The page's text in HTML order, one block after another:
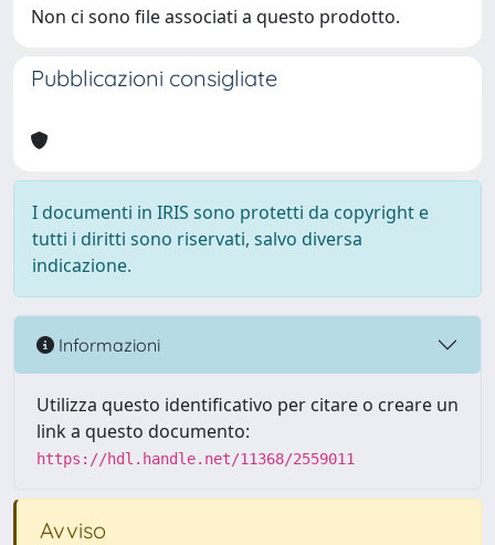
Non ci sono file associati a questo prodotto.
Pubblicazioni consigliate
I documenti in IRIS sono protetti da copyright e
tutti i diritti sono riservati, salvo diversa
indicazione.
Informazioni
Utilizza questo identificativo per citare o creare un
link a questo documento:
https://hdl.handle.net/11368/2559011
Avviso